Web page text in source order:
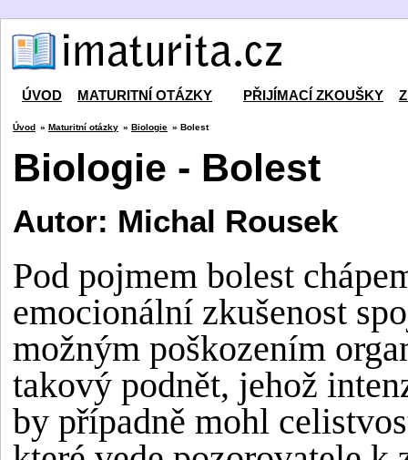
ÚVOD MATURITNÍ OTÁZKY PŘIJÍMACÍ ZKOUŠKY
Úvod » Maturitní otázky » Biologie » Bolest
Biologie - Bolest
Autor: Michal Rousek
Pod pojmem bolest
emocionální zkušenost
možným poškozením
takový podnět, jehož
by případně mohl